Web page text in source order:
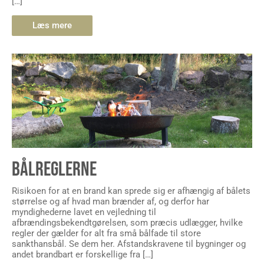
Læs mere
BÅLREGLERNE
Risikoen for at en brand kan sprede sig er afhængig af bålets
størrelse og af hvad man brænder af, og derfor har
myndighederne lavet en vejledning til
afbrændingsbekendtgørelsen, som præcis udlægger, hvilke
regler der gælder for alt fra små bålfade til store
sankthansbål. Se dem her. Afstandskravene til bygninger og
andet brandbart er forskellige fra […]